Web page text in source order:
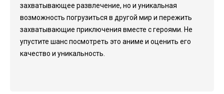
захватывающее развлечение, но и уникальная
возможность погрузиться в другой мир и пережить
захватывающие приключения вместе с героями. Не
упустите шанс посмотреть это аниме и оценить его
качество и уникальность.